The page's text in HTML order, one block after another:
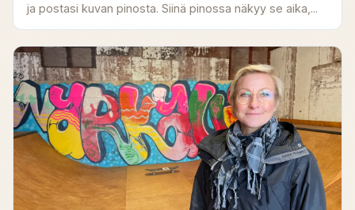
ja postasi kuvan pinosta. Siinä pinossa näkyy se aika,...